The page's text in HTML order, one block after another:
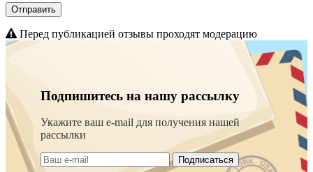
Отправить
Перед публикацией отзывы проходят модерацию
Подпишитесь на нашу рассылку
Укажите ваш e-mail для получения нашей
рассылки
Подписаться